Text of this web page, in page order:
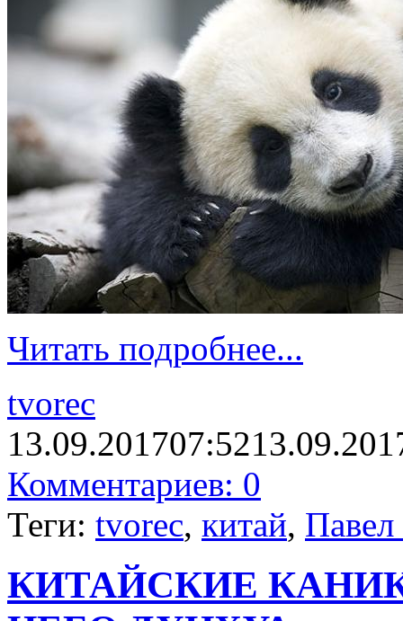
Читать подробнее...
tvorec
13.09.201707:52
Комментариев: 0
Теги: tvorec, китай,
КИТАЙСКИЕ